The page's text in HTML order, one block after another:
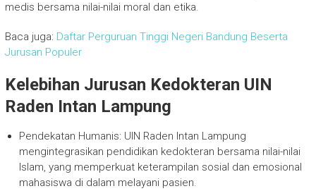
medis bersama nilai-nilai moral dan etika.
Baca juga: Daftar Perguruan Tinggi Negeri Bandung Beserta
Jurusan Populer
Kelebihan Jurusan Kedokteran UIN
Raden Intan Lampung
Pendekatan Humanis: UIN Raden Intan Lampung
mengintegrasikan pendidikan kedokteran bersama nilai-nilai
Islam, yang memperkuat keterampilan sosial dan emosional
mahasiswa di dalam melayani pasien.